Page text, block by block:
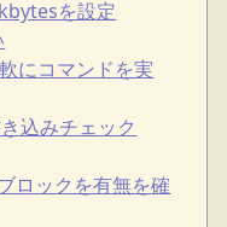
を設定
にコマンドを実
込みチェック
ロックを有無を確